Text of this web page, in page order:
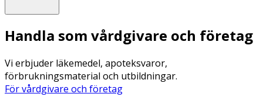
Handla som vårdgivare och företag
Vi erbjuder läkemedel, apoteksvaror,
förbrukningsmaterial och utbildningar.
För vårdgivare och företag